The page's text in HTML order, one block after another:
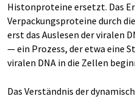
Histonproteine ersetzt. Das
Verpackungsproteine durch
erst das Auslesen der viralen
— ein Prozess, der etwa eine
viralen DNA in die Zellen
Das Verständnis der